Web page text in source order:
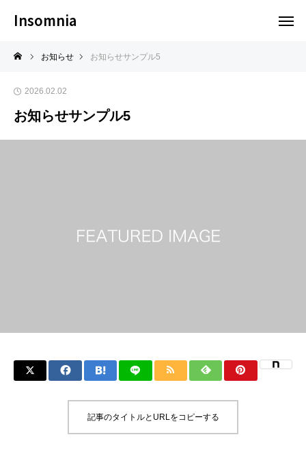
Insomnia
お知らせ お知らせサンプル5
2026.02.02
お知らせサンプル5
記事のタイトルとURLをコピーする